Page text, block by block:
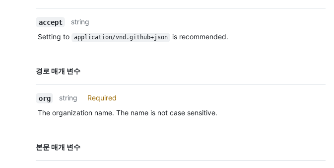
accept
string
Setting to
application/vnd.github+json is recommended.
경로 매개 변수
이름,
org string
Required
The organization name. The name is not case sensitive.
본문 매개 변수
이름,